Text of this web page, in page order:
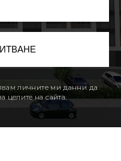
личните ми данни да
целите на сайта.